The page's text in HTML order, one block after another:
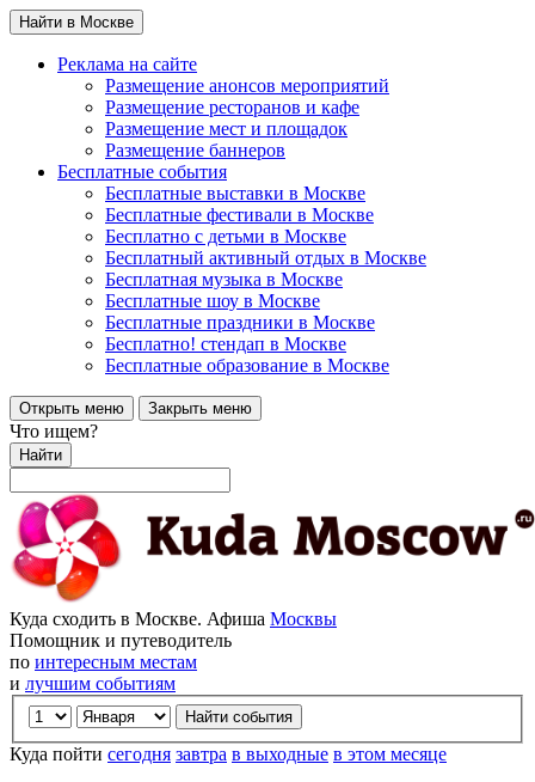
Найти в Москве
Реклама на сайте
Размещение анонсов мероприятий
Размещение ресторанов и кафе
Размещение мест и площадок
Размещение баннеров
Бесплатные события
Бесплатные выставки в Москве
Бесплатные фестивали в Москве
Бесплатно с детьми в Москве
Бесплатный активный отдых в Москве
Бесплатная музыка в Москве
Бесплатные шоу в Москве
Бесплатные праздники в Москве
Бесплатно! стендап в Москве
Бесплатные образование в Москве
Открыть меню Закрыть меню
Что ищем?
Найти
Куда сходить в Москве. Афиша Москвы
Помощник и путеводитель
по интересным местам
и лучшим событиям
Куда пойти сегодня завтра в выходные в этом месяце